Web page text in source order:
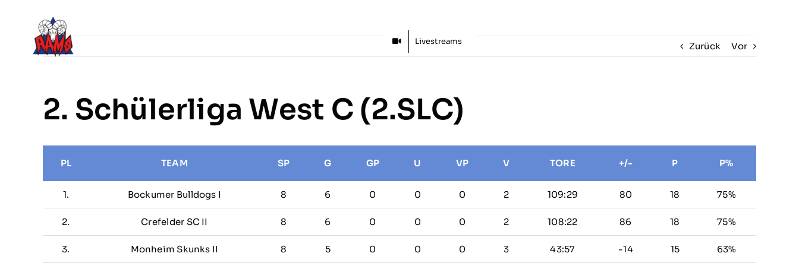
springen
Livestreams Zurück Vor
2. Schülerliga West C (2.SLC)
PL TEAM SP G GP U VP V TORE +/- P P%
1. Bockumer Bulldogs I 8 6 0 0 0 2 109:29 80 18 75%
2. Crefelder SC II 8 6 0 0 0 2 108:22 86 18 75%
3. Monheim Skunks II 8 5 0 0 0 3 43:57 -14 15 63%